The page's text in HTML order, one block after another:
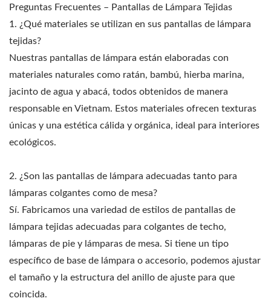
Preguntas Frecuentes – Pantallas de Lámpara Tejidas
1. ¿Qué materiales se utilizan en sus pantallas de lámpara
tejidas?
Nuestras pantallas de lámpara están elaboradas con
materiales naturales como ratán, bambú, hierba marina,
jacinto de agua y abacá, todos obtenidos de manera
responsable en Vietnam. Estos materiales ofrecen texturas
únicas y una estética cálida y orgánica, ideal para interiores
ecológicos.
2. ¿Son las pantallas de lámpara adecuadas tanto para
lámparas colgantes como de mesa?
Sí. Fabricamos una variedad de estilos de pantallas de
lámpara tejidas adecuadas para colgantes de techo,
lámparas de pie y lámparas de mesa. Si tiene un tipo
específico de base de lámpara o accesorio, podemos ajustar
el tamaño y la estructura del anillo de ajuste para que
coincida.